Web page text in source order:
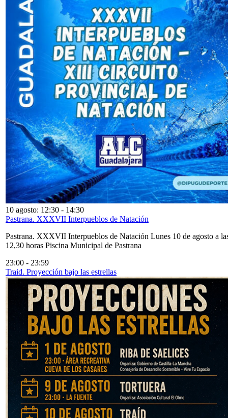
10 agosto: 12:30 - 14:30
Pastrana. XXXVII Interpueblos de Natación
Pastrana. XXXVII Interpueblos de Natación Lunes 10 de agosto a
12,30 horas Piscina Municipal de Pastrana
23:00 - 23:59
Traid. Proyección bajo las estrellas